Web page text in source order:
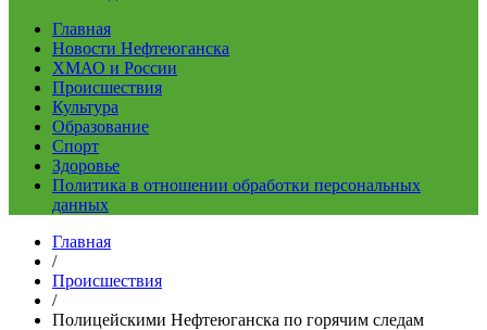
Главная
Новости Нефтеюганска
ХМАО и России
Происшествия
Культура
Образование
Спорт
Здоровье
Политика в отношении обработки персональных
данных
Главная
/
Происшествия
/
Полицейскими Нефтеюганска по горячим следам